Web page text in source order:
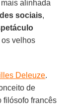
alinhada
sociais,
os velhos
Deleuze.
de
filósofo francês